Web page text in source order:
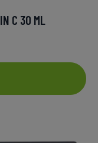
C 30 ML